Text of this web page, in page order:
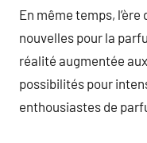
En même temps,
nouvelles pour la
réalité augmentée
possibilités pour
enthousiastes de